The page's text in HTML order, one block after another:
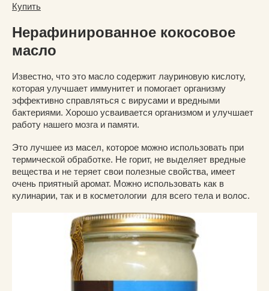
Купить
Нерафинированное кокосовое
масло
Известно, что это масло содержит лауриновую кислоту,
которая улучшает иммунитет и помогает организму
эффективно справляться с вирусами и вредными
бактериями. Хорошо усваивается организмом и улучшает
работу нашего мозга и памяти.
Это лучшее из масел, которое можно использовать при
термической обработке. Не горит, не выделяет вредные
вещества и не теряет свои полезные свойства, имеет
очень приятный аромат. Можно использовать как в
кулинарии, так и в косметологии для всего тела и волос.